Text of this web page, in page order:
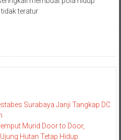
teratur
Surabaya Janji Tangkap DC
Murid Door to Door,
Hutan Tetap Hidup